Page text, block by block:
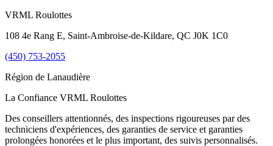
VRML Roulottes
108 4e Rang E, Saint-Ambroise-de-Kildare, QC J0K 1C0
(450) 753-2055
Région de Lanaudière
La Confiance VRML Roulottes
Des conseillers attentionnés, des inspections rigoureuses par des
techniciens d'expériences, des garanties de service et garanties
prolongées honorées et le plus important, des suivis personnalisés.